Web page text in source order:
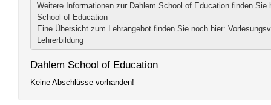
Weitere Informationen zur Dahlem School of Education finden Sie
School of Education
Eine Übersicht zum Lehrangebot finden Sie noch hier:
Lehrerbildung
Dahlem School of Education
Keine Abschlüsse vorhanden!